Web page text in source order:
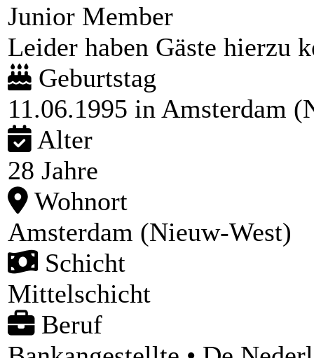
Junior Member
Leider haben Gäste hierzu
Geburtstag
11.06.1995 in Amsterdam
Alter
28 Jahre
Wohnort
Amsterdam (Nieuw-West)
Schicht
Mittelschicht
Beruf